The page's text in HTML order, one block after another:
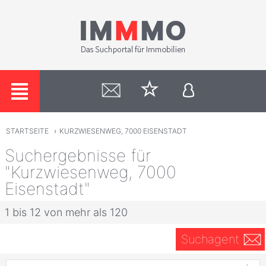
STARTSEITE › KURZWIESENWEG, 7000 EISENSTADT
Suchergebnisse für
"Kurzwiesenweg, 7000
Eisenstadt"
1 bis 12 von mehr als 120
Suchagent